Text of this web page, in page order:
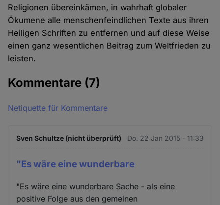
Religionen übereinkämen, in wahrhaft globaler
Ökumene alle menschenfeindlichen Texte aus ihren
Heiligen Schriften zu entfernen und auf diese Weise
einen ganz wesentlichen Beitrag zum Weltfrieden zu
leisten.
Kommentare (7)
Netiquette für Kommentare
Sven Schultze (nicht überprüft) Do. 22 Jan 2015 - 11:33
"Es wäre eine wunderbare
"Es wäre eine wunderbare Sache - als eine
positive Folge aus den gemeinen